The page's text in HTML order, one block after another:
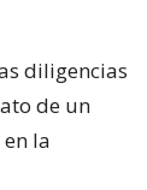
diligencias
de un
la